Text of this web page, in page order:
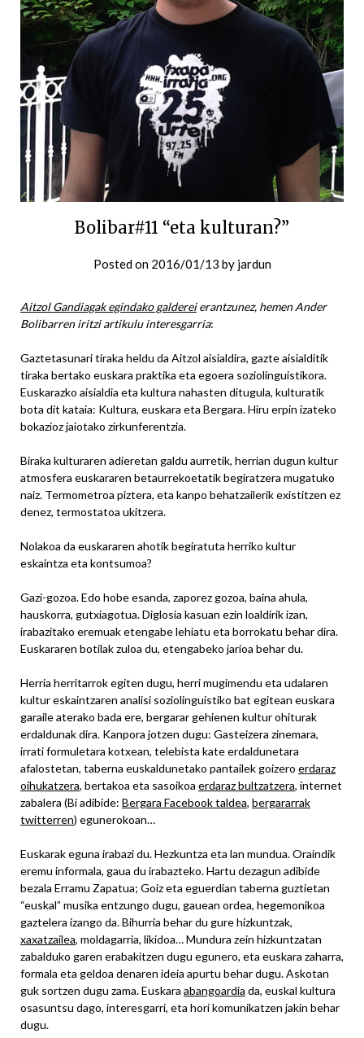
Bolibar#11 “eta kulturan?”
Posted on 2016/01/13 by jardun
Aitzol Gandiagak egindako galdereierantzunez, hemen Ander
Bolibarren iritzi artikulu interesgarria:
Gaztetasunari tiraka heldu da Aitzol aisialdira, gazte aisialditik
tiraka bertako euskara praktika eta egoera soziolinguistikora.
Euskarazko aisialdia eta kultura nahasten ditugula, kulturatik
bota dit kataia: Kultura, euskara eta Bergara. Hiru erpin izateko
bokazioz jaiotako zirkunferentzia.
Biraka kulturaren adieretan galdu aurretik, herrian dugun kultur
atmosfera euskararen betaurrekoetatik begiratzera mugatuko
naiz. Termometroa piztera, eta kanpo behatzailerik existitzen ez
denez, termostatoa ukitzera.
Nolakoa da euskararen ahotik begiratuta herriko kultur
eskaintza eta kontsumoa?
Gazi-gozoa. Edo hobe esanda, zaporez gozoa, baina ahula,
hauskorra, gutxiagotua. Diglosia kasuan ezin loaldirik izan,
irabazitako eremuak etengabe lehiatu eta borrokatu behar dira.
Euskararen botilak zuloa du, etengabeko jarioa behar du.
Herria herritarrok egiten dugu, herri mugimendu eta udalaren
kultur eskaintzaren analisi soziolinguistiko bat egitean euskara
garaile aterako bada ere, bergarar gehienen kultur ohiturak
erdaldunak dira. Kanpora jotzen dugu: Gasteizera zinemara,
irrati formuletara kotxean, telebista kate erdaldunetara
afalostetan, taberna euskaldunetako pantailek goizero erdaraz
oihukatzera, bertakoa eta sasoikoa erdaraz bultzatzera, internet
zabalera (Bi adibide: Bergara Facebook taldea, bergararrak
twitterren) egunerokoan…
Euskarak eguna irabazi du. Hezkuntza eta lan mundua. Oraindik
eremu informala, gaua du irabazteko. Hartu dezagun adibide
bezala Erramu Zapatua; Goiz eta eguerdian taberna guztietan
“euskal” musika entzungo dugu, gauean ordea, hegemonikoa
gaztelera izango da. Bihurria behar du gure hizkuntzak,
xaxatzailea, moldagarria, likidoa… Mundura zein hizkuntzatan
zabalduko garen erabakitzen dugu egunero, eta euskara zaharra,
formala eta geldoa denaren ideia apurtu behar dugu. Askotan
guk sortzen dugu zama. Euskara abangoardia da, euskal kultura
osasuntsu dago, interesgarri, eta hori komunikatzen jakin behar
dugu.